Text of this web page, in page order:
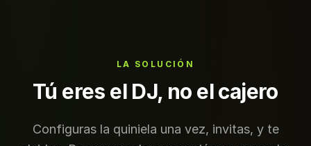
LA SOLUCIÓN
Tú eres el DJ, no el cajero
Configuras la quiniela una vez, invitas, y te